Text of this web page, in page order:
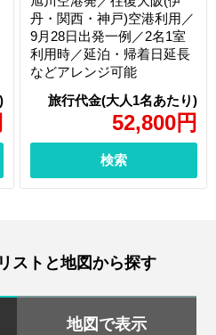
52,800円
丹・関西・神戸)空港利用／
9月28日出発一例／2名1室
利用時／延泊・帰着日延長
などアレンジ可能
検索
ストと地図から探す
地図で表示